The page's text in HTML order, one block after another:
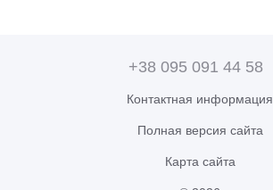
+38 095 091 44 58
Контактная информация
Полная версия сайта
Карта сайта